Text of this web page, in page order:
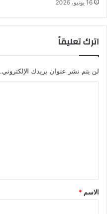
16 يونيو، 2026
اترك تعليقاً
لن يتم نشر عنوان بريدك الإلكتروني.
ق
*
الاسم *